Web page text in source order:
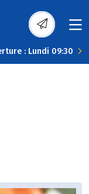
: Lundi 09:30